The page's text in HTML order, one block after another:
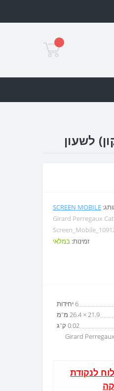
SCREEN MOBILE
Girard Perregaux
זמינות: במלאי
6 יחידות
21.9 × 26.4 מ"מ
0.02 ק"ג
Girard
לנקודת